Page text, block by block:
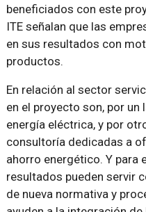
beneficiados con este
ITE señalan que las
en sus resultados con
productos.
En relación al sector
en el proyecto son, por
energía eléctrica, y por
consultoría dedicadas a
ahorro energético. Y para
resultados pueden servir
de nueva normativa y